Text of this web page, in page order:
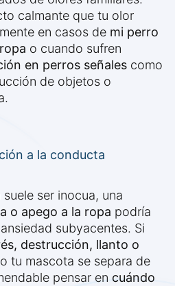
calmante que tu olor
en casos de mi perro
o cuando sufren
en perros señales como
de objetos o
a la conducta
ser inocua, una
o apego a la ropa podría
subyacentes. Si
destrucción, llanto o
tu mascota se separa de
pensar en cuándo